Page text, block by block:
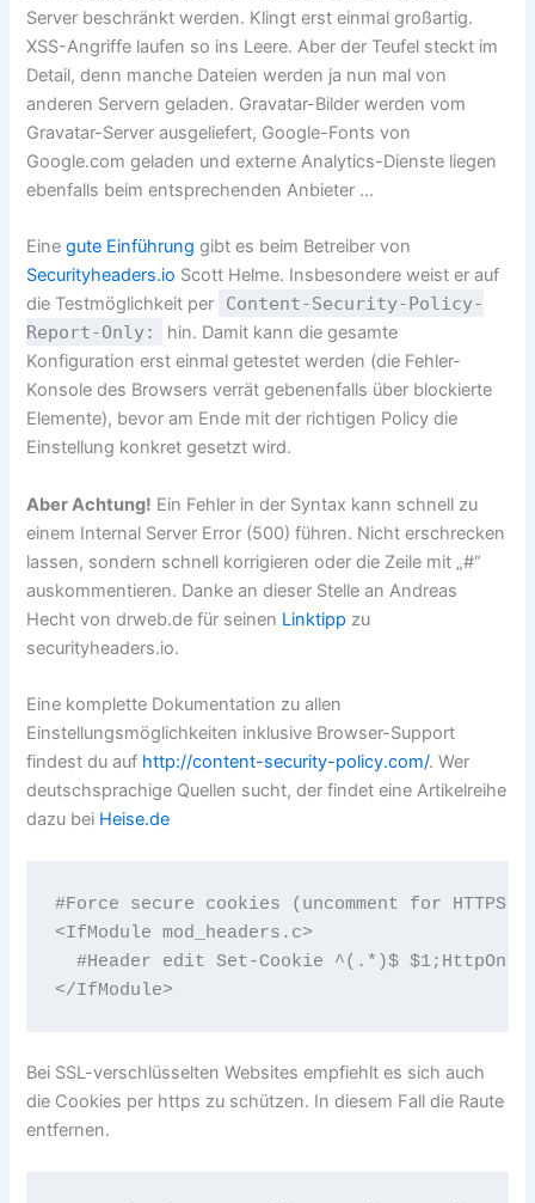
Server beschränkt werden. Klingt erst einmal großartig.
XSS-Angriffe laufen so ins Leere. Aber der Teufel steckt im
Detail, denn manche Dateien werden ja nun mal von
anderen Servern geladen. Gravatar-Bilder werden vom
Gravatar-Server ausgeliefert, Google-Fonts von
Google.com geladen und externe Analytics-Dienste liegen
ebenfalls beim entsprechenden Anbieter …
Einegute Einführung gibt es beim Betreiber von
Securityheaders.io Scott Helme. Insbesondere weist er auf
die Testmöglichkeit per
Content-Security-Policy-
Report-Only:
hin. Damit kann die gesamte
Konfiguration erst einmal getestet werden (die Fehler-
Konsole des Browsers verrät gebenenfalls über blockierte
Elemente), bevor am Ende mit der richtigen Policy die
Einstellung konkret gesetzt wird.
Aber Achtung! Ein Fehler in der Syntax kann schnell zu
einem Internal Server Error (500) führen. Nicht erschrecken
lassen, sondern schnell korrigieren oder die Zeile mit „#“
auskommentieren. Danke an dieser Stelle an Andreas
Hecht von drweb.de für seinen Linktipp zu
securityheaders.io.
Eine komplette Dokumentation zu allen
Einstellungsmöglichkeiten inklusive Browser-Support
findest du auf http://content-security-policy.com/. Wer
deutschsprachige Quellen sucht, der findet eine Artikelreihe
dazu bei Heise.de
#Force secure cookies (uncomment for HTTPS)
<IfModule mod_headers.c>
#Header edit Set-Cookie ^(.*)$
</IfModule>
Bei SSL-verschlüsselten Websites empfiehlt es sich auch
die Cookies per https zu schützen. In diesem Fall die Raute
entfernen.